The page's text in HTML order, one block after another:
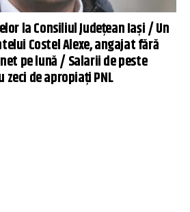
la Consiliul Județean Iași / Un
Costel Alexe, angajat fără
pe lună / Salarii de peste
de apropiați PNL